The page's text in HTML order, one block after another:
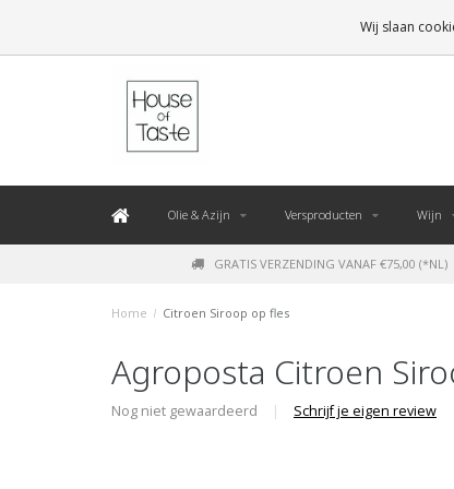
Olie & Azijn Versproducten Wijn
GRATIS VERZENDING VANAF €75,00 (*NL)
Home / Citroen Siroop op fles
Agroposta Citroen
Nog niet gewaardeerd | Schrijf je eigen review
Wij slaan